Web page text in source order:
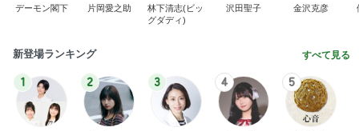
デーモン閣下 片岡愛之助
林下清志(ビッ
グダディ)
沢田聖子 金沢克彦
新登場ランキング すべて見る
1 2 3 4 5